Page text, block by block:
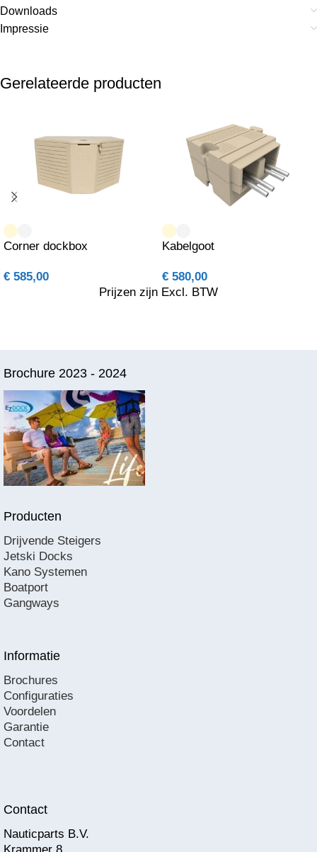
Downloads
Impressie
Gerelateerde producten
Corner dockbox
€ 585,00
Kabelgoot
€ 580,00
Prijzen zijn Excl. BTW
Brochure 2023 - 2024
Producten
Drijvende Steigers
Jetski Docks
Kano Systemen
Boatport
Gangways
Informatie
Brochures
Configuraties
Voordelen
Garantie
Contact
Contact
Nauticparts B.V.